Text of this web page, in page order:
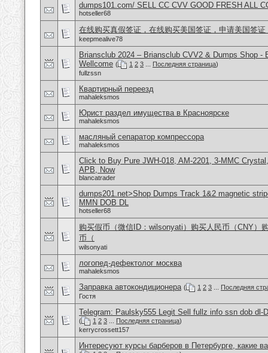
dumps101.com/ SELL CC CVV GOOD FRESH ALL
hotseller68
在线购买真假签证，在线购买美国签证，申请美国签证
keepmealive78
Briansclub 2024 – Briansclub CVV2 & Dumps Shop -
Wellcome ( 1 2 3 Последняя страница)
fullzssn
Квартирный переезд
mahaleksmos
Юрист раздел имущества в Красноярске
mahaleksmos
масляный сепаратор компрессора
mahaleksmos
Click to Buy Pure JWH-018, AM-2201, 3-MMC
APB, Now
blancatrader
dumps201.net>Shop Dumps Track 1&2 magnetic
MMN DOB DL
hotseller68
购买假币（微信ID：wilsonyati）购买人民币（CNY）
币（
wilsonyati
логопед-дефектолог москва
mahaleksmos
Заправка автокондиционера ( 1 2 3
Последняя
Гостя
Telegram: Paulsky555 Legit Sell fullz info ssn dob dl-
( 1 2 3 Последняя страница)
kerrycrossett157
Интересуют курсы барберов в Петербурге, какие